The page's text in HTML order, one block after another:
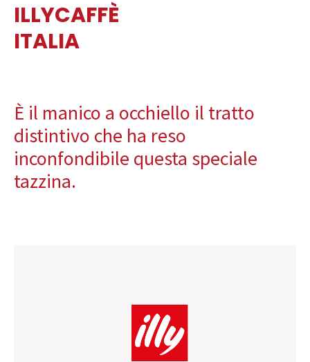
ILLYCAFFÈ
ITALIA
È il manico a occhiello il tratto
distintivo che ha reso
inconfondibile questa speciale
tazzina.